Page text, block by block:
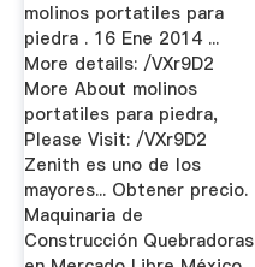
molinos portatiles para
piedra . 16 Ene 2014 ...
More details: /VXr9D2
More About molinos
portatiles para piedra,
Please Visit: /VXr9D2
Zenith es uno de los
mayores... Obtener precio.
Maquinaria de
Construcción Quebradoras